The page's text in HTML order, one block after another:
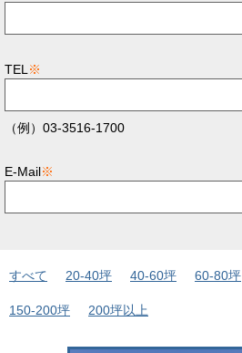
TEL※
（例）03-3516-1700
E-Mail※
すべて 20-40坪 40-60坪 60-80坪
150-200坪 200坪以上